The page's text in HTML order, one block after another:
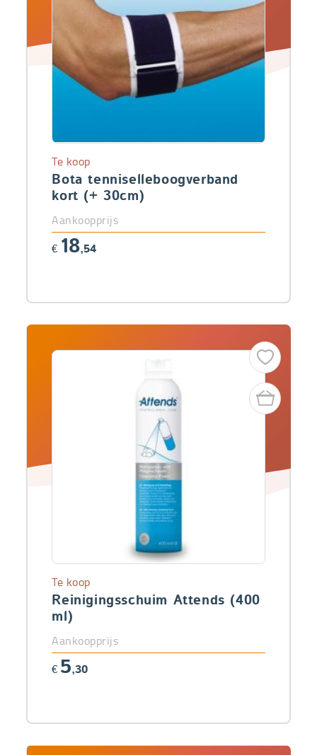
Bota tenniselleboogverband
kort (+ 30cm)
Te koop
Aankoopprijs
€ 18,54
Reinigingsschuim Attends (400
ml)
Te koop
Aankoopprijs
€ 5,30